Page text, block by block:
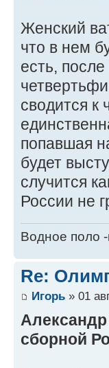
Женский
что в нем
есть, после
сводится
попавшая
будет
случится
России не
Водное поло
Re:
Игорь » 01
сборной